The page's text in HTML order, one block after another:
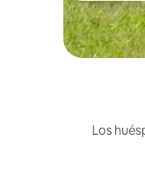
Los